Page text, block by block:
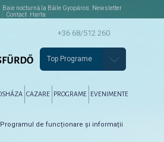
Baie nocturnă la Băile Gyopáros
Newsletter
Contact
Harta
+36 68/512 260
Top Programe
tartalomra
tartalomra
CAZARE PROGRAME EVENIMENTE
de funcționare și informații